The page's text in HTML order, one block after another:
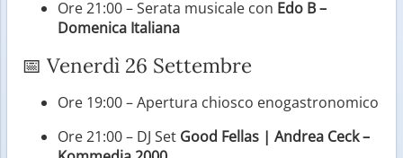
Ore 21:00 – Serata musicale con Edo B –
Domenica Italiana
📅 Venerdì 26 Settembre
Ore 19:00 – Apertura chiosco enogastronomico
Ore 21:00 – DJ Set Good Fellas | Andrea Ceck –